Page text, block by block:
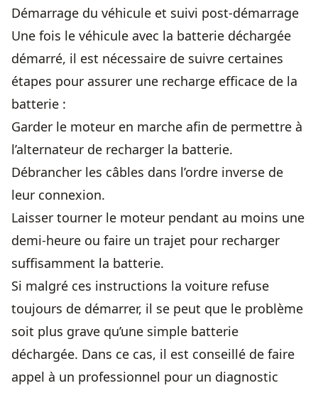
Démarrage du véhicule et suivi post-démarrage
Une fois le véhicule avec la batterie déchargée
démarré, il est nécessaire de suivre certaines
étapes pour assurer une recharge efficace de la
batterie :
Garder le moteur en marche afin de permettre à
l’alternateur de recharger la batterie.
Débrancher les câbles dans l’ordre inverse de
leur connexion.
Laisser tourner le moteur pendant au moins une
demi-heure ou faire un trajet pour recharger
suffisamment la batterie.
Si malgré ces instructions la voiture refuse
toujours de démarrer, il se peut que le problème
soit plus grave qu’une simple batterie
déchargée. Dans ce cas, il est conseillé de faire
appel à un professionnel pour un diagnostic